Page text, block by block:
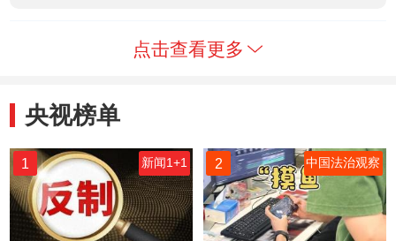
点击查看更多
央视榜单
1 新闻1+1 2 中国法治观察